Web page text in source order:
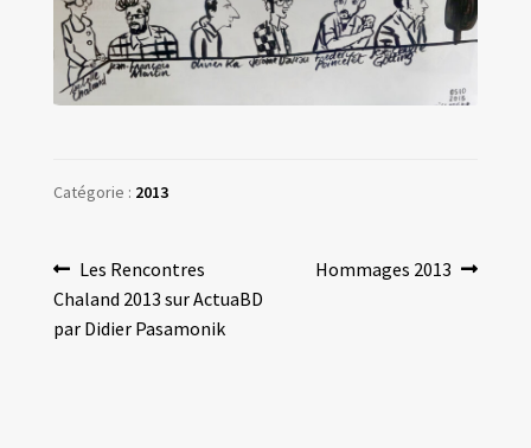
Catégorie : 2013
Navigation
de
Article
précédent :
Les Rencontres
Chaland 2013 sur ActuaBD
par Didier Pasamonik
Article
Hommages 2013